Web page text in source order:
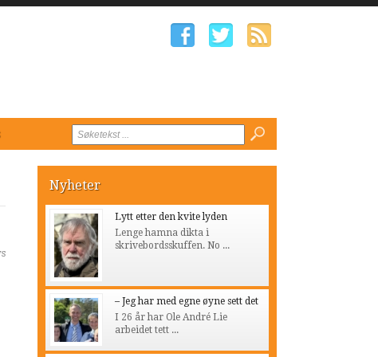
Nyheter
Lytt etter den kvite lyden
Lenge hamna dikta i
skrivebordsskuffen. No ...
– Jeg har med egne øyne sett det
I 26 år har Ole André Lie
arbeidet tett ...